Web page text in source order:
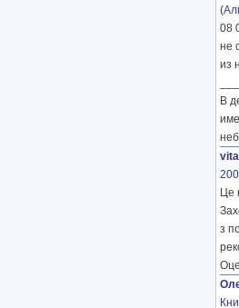
(
08
не
из
В
Це
з